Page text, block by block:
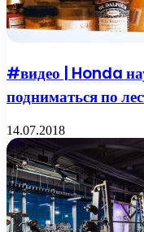
#видео | Honda
подниматься по
14.07.2018